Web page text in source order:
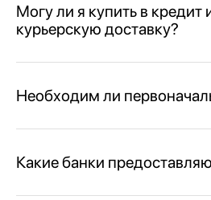
Могу ли я купить в кредит
курьерскую доставку?
Необходим ли
Какие банки